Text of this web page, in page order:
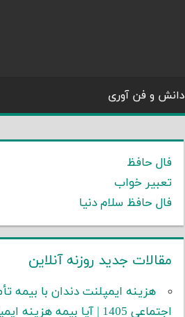
دانش و فن آوری
فال حافظ
تعبیر خواب
فال حافظ سلام دنیا
مقالات جدید روزنه آنلاین
هزینه ایمپلنت دندان با بیمه
اجتماعی 1405 | آیا بیمه هزینه